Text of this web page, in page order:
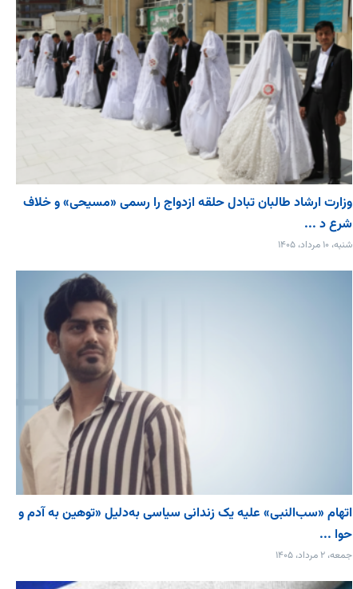
وزارت ارشاد طالبان تبادل حلقه ازدواج را رسمی «مسیحی» و خلاف
شرع د ...
شنبه، ۱۰ مرداد، ۱۴۰۵
اتهام «سب‌النبی» علیه یک زندانی سیاسی به‌دلیل «توهین به آدم و
حوا ...
جمعه، ۲ مرداد، ۱۴۰۵